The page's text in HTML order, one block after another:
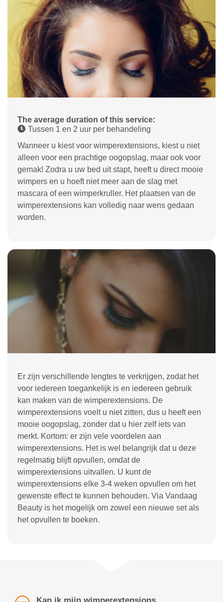
The average duration of this service:
Tussen 1 en 2 uur per behandeling
Wanneer u kiest voor wimperextensions, kiest u niet
alleen voor een prachtige oogopslag, maar ook voor
gemak! Zodra u uw bed uit stapt, heeft u direct mooie
wimpers en u hoeft niet meer aan de slag met
mascara of een wimperkruller. Het plaatsen van de
wimperextensions kan volledig naar wens gedaan
worden.
Er zijn verschillende lengtes te verkrijgen, zodat het
voor iedereen toegankelijk is en iedereen gebruik
kan maken van de wimperextensions. De
wimperextensions voelt u niet zitten, dus u heeft een
mooie oogopslag, zonder dat u hier zelf iets van
merkt. Kortom: er zijn vele voordelen aan
wimperextensions. Het is wel belangrijk dat u deze
regelmatig blijft opvullen, omdat de
wimperextensions uitvallen. U kunt de
wimperextensions elke 3-4 weken opvullen om het
gewenste effect te kunnen behouden. Via Vandaag
Beauty is het mogelijk om zowel een nieuwe set als
het opvullen te boeken.